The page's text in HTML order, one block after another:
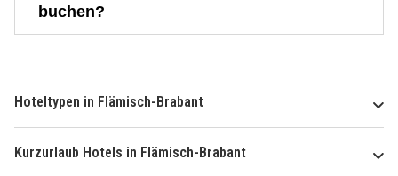
buchen?
Hoteltypen in Flämisch-Brabant
Kurzurlaub Hotels in Flämisch-Brabant